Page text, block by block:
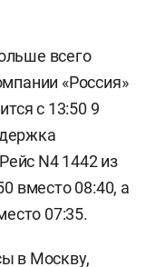
всего
«Россия»
с 13:50 9
N4 1442 из
вместо 08:40, а
07:35.
в Москву,